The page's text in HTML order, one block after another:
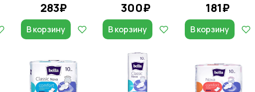
283₽
В корзину
300₽
В корзину
181₽
В корзину